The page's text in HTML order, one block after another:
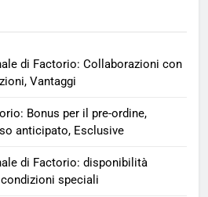
di Factorio: Collaborazioni con
Vantaggi
Bonus per il pre-ordine,
anticipato, Esclusive
di Factorio: disponibilità
speciali